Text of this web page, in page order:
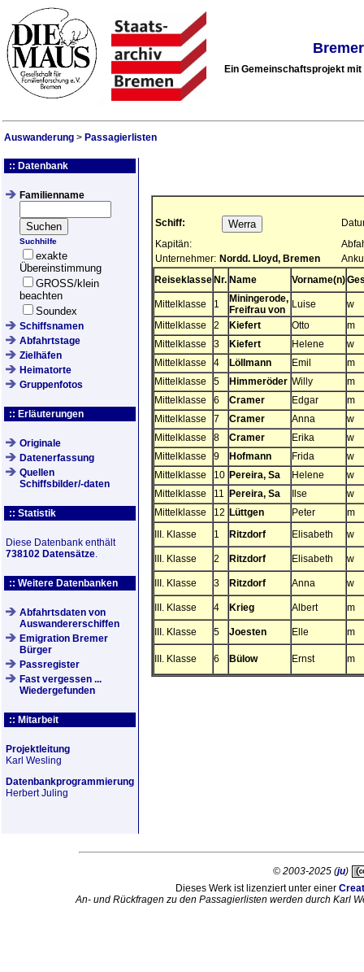
Ein Gemeinschaftsprojekt
Auswanderung > Passagierlisten
:: Datenbank
Familienname
Suchhilfe
exakte
Übereinstimmung
GROSS/klein
beachten
Soundex
Schiffsnamen
Abfahrtstage
Zielhäfen
Heimatorte
Gruppenfotos
:: Erläuterungen
Originale
Datenerfassung
Quellen
Schiffsbilder/-daten
:: Statistik
Diese Datenbank enthält
738102 Datensätze.
:: Weitere Datenbanken
Abfahrtsdaten von
Auswandererschiffen
Emigration Bremer
Bürger
Passregister
Fast vergessen ...
Wiedergefunden
:: Mitarbeit
Projektleitung
Karl Wesling
Datenbankprogrammierung
Herbert Juling
Schiff:
Kapitän:
Unternehmer: Nordd. Lloyd, Bremen
Reiseklasse Nr. Name Vorname(n)
Mittelklasse 1
Miningerode,
Freifrau von
Luise
w
Mittelklasse
2 Kiefert Otto
m
Mittelklasse
3 Kiefert Helene
w
Mittelklasse
4 Löllmann Emil
m
Mittelklasse
5 Himmeröder Willy
m
Mittelklasse
6 Cramer Edgar
m
Mittelklasse
7 Cramer Anna
w
Mittelklasse
8 Cramer Erika
w
Mittelklasse
9 Hofmann Frida
w
Mittelklasse
10 Pereira, Sa Helene
w
Mittelklasse
11 Pereira, Sa Ilse
w
Mittelklasse
12 Lüttgen Peter
m
III. Klasse
1 Ritzdorf Elisabeth w
III. Klasse 2 Ritzdorf Elisabeth w
III. Klasse 3 Ritzdorf Anna w
III. Klasse 4 Krieg Albert m
III. Klasse 5 Joesten Elle m
III. Klasse 6 Bülow Ernst m
© 2003-2025 (ju)
Dieses Werk ist lizenziert unter einer
An- und Rückfragen zu den Passagierlisten werden durch Karl